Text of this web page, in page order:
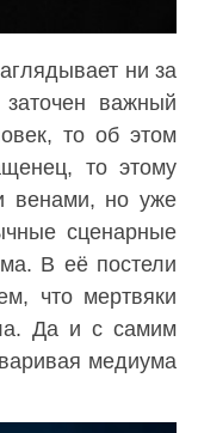
ни за
важный
то об этом
то этому
венами, но уже
сценарные
В её постели
что мертвяки
Да и с самим
медиума